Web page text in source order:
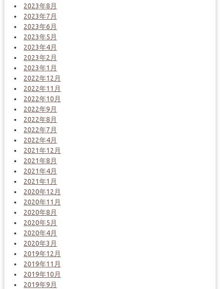
2023年8月
2023年7月
2023年6月
2023年5月
2023年4月
2023年2月
2023年1月
2022年12月
2022年11月
2022年10月
2022年9月
2022年8月
2022年7月
2022年4月
2021年12月
2021年8月
2021年4月
2021年1月
2020年12月
2020年11月
2020年8月
2020年5月
2020年4月
2020年3月
2019年12月
2019年11月
2019年10月
2019年9月